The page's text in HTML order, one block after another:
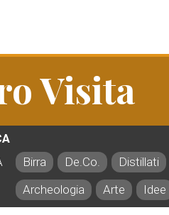
Visita
Birra De.Co.
Distillati
Archeologia Arte Idee